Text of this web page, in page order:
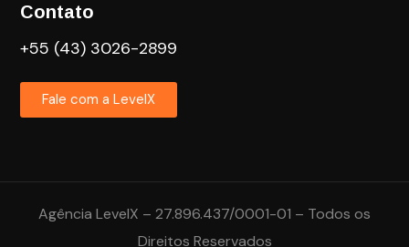
Contato
+55 (43) 3026-2899
Fale com a LevelX
Agência LevelX – 27.896.437/0001-01 – Todos os
Direitos Reservados